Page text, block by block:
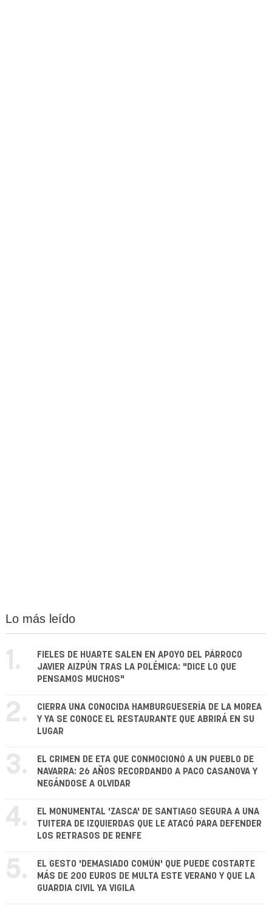
Lo más leído
1.
FIELES DE HUARTE SALEN EN APOYO DEL PÁRROCO
JAVIER AIZPÚN TRAS LA POLÉMICA: "DICE LO QUE
PENSAMOS MUCHOS"
2.
CIERRA UNA CONOCIDA HAMBURGUESERÍA DE LA MOREA
Y YA SE CONOCE EL RESTAURANTE QUE ABRIRÁ EN SU
LUGAR
3.
EL CRIMEN DE ETA QUE CONMOCIONÓ A UN PUEBLO DE
NAVARRA: 26 AÑOS RECORDANDO A PACO CASANOVA Y
NEGÁNDOSE A OLVIDAR
4.
EL MONUMENTAL 'ZASCA' DE SANTIAGO SEGURA A UNA
TUITERA DE IZQUIERDAS QUE LE ATACÓ PARA DEFENDER
LOS RETRASOS DE RENFE
5.
EL GESTO 'DEMASIADO COMÚN' QUE PUEDE COSTARTE
MÁS DE 200 EUROS DE MULTA ESTE VERANO Y QUE LA
GUARDIA CIVIL YA VIGILA